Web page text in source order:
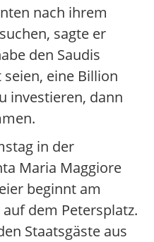
nach ihrem
sagte er
den Saudis
eine Billion
investieren, dann
in der
Maria Maggiore
beginnt am
dem Petersplatz.
Staatsgäste aus